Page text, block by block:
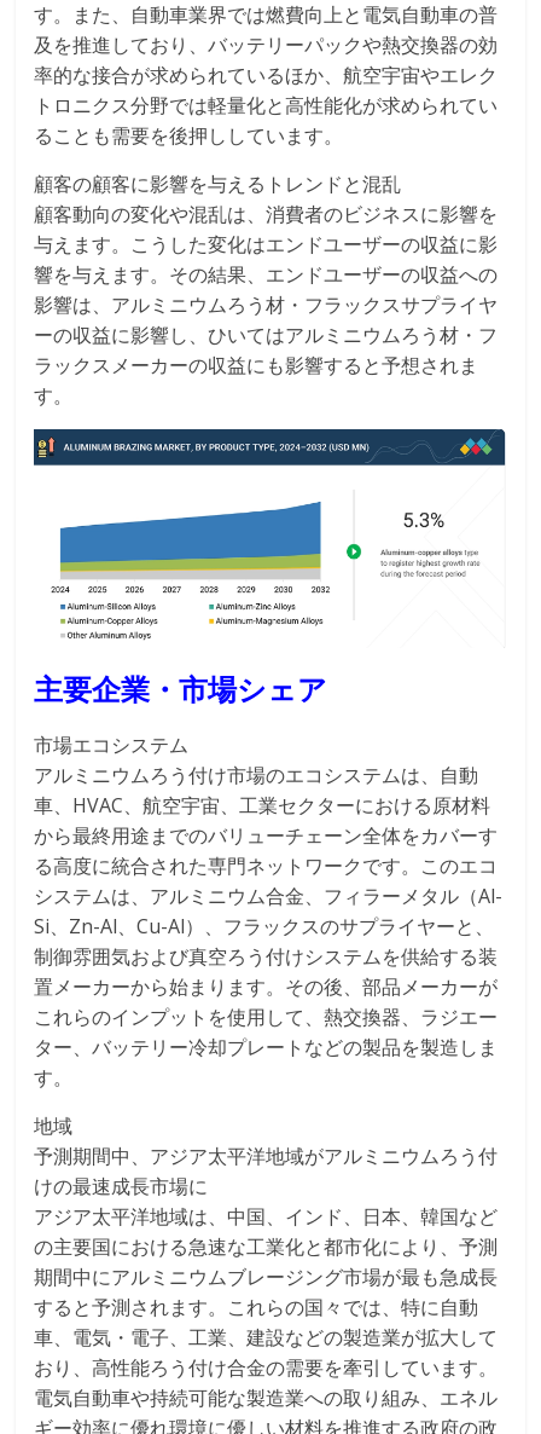
す。また、自動車業界では燃費向上と電気自動車の普
及を推進しており、バッテリーパックや熱交換器の効
率的な接合が求められているほか、航空宇宙やエレク
トロニクス分野では軽量化と高性能化が求められてい
ることも需要を後押ししています。
顧客の顧客に影響を与えるトレンドと混乱
顧客動向の変化や混乱は、消費者のビジネスに影響を
与えます。こうした変化はエンドユーザーの収益に影
響を与えます。その結果、エンドユーザーの収益への
影響は、アルミニウムろう材・フラックスサプライヤ
ーの収益に影響し、ひいてはアルミニウムろう材・フ
ラックスメーカーの収益にも影響すると予想されま
す。
主要企業・市場シェア
市場エコシステム
アルミニウムろう付け市場のエコシステムは、自動
車、HVAC、航空宇宙、工業セクターにおける原材料
から最終用途までのバリューチェーン全体をカバーす
る高度に統合された専門ネットワークです。このエコ
システムは、アルミニウム合金、フィラーメタル（Al-
Si、Zn-Al、Cu-Al）、フラックスのサプライヤーと、
制御雰囲気および真空ろう付けシステムを供給する装
置メーカーから始まります。その後、部品メーカーが
これらのインプットを使用して、熱交換器、ラジエー
ター、バッテリー冷却プレートなどの製品を製造しま
す。
地域
予測期間中、アジア太平洋地域がアルミニウムろう付
けの最速成長市場に
アジア太平洋地域は、中国、インド、日本、韓国など
の主要国における急速な工業化と都市化により、予測
期間中にアルミニウムブレージング市場が最も急成長
すると予測されます。これらの国々では、特に自動
車、電気・電子、工業、建設などの製造業が拡大して
おり、高性能ろう付け合金の需要を牽引しています。
電気自動車や持続可能な製造業への取り組み、エネル
ギー効率に優れ環境に優しい材料を推進する政府の政